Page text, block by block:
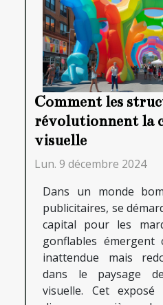
Comment les
révolutionnent la
visuelle
Lun. 9 décembre 2024
Dans un monde
publicitaires, se
capital pour les
gonflables émergent
inattendue mais
dans le paysage
visuelle. Cet